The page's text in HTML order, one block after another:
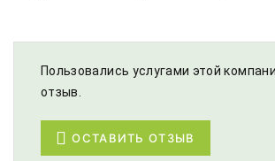
Пользовались услугами этой
отзыв.
ОСТАВИТЬ ОТЗЫВ